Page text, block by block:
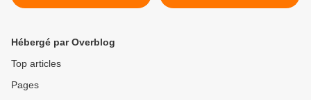
Villiers-le-Bel n’en peuvent
confirmées >
Hébergé par Overblog
Top articles
Pages